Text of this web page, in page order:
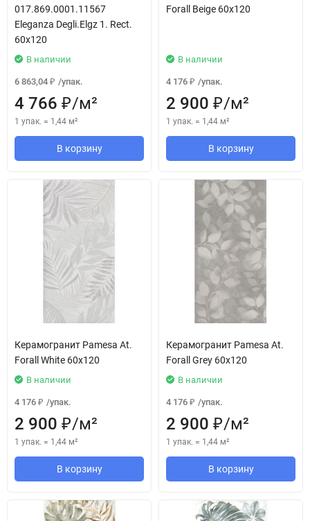
017.869.0001.11567
Eleganza Degli.Elgz 1. Rect.
60x120
В наличии
6 863,04 ₽ /упак.
4 766 ₽/м²
1 упак. = 1,44 м²
В корзину
Forall Beige 60x120
В наличии
4 176 ₽ /упак.
2 900 ₽/м²
1 упак. = 1,44 м²
В корзину
Керамогранит Pamesa At.
Forall White 60x120
В наличии
4 176 ₽ /упак.
2 900 ₽/м²
1 упак. = 1,44 м²
В корзину
Керамогранит Pamesa At.
Forall Grey 60x120
В наличии
4 176 ₽ /упак.
2 900 ₽/м²
1 упак. = 1,44 м²
В корзину